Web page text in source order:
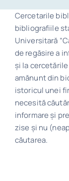
Contact
Program
Biblioteca
Catalog
Cercetarile
bibliografiile
Universitară
de regăsire a
și la
amănunt din
istoricul unei
necesită
informare și
zise și nu
căutarea.